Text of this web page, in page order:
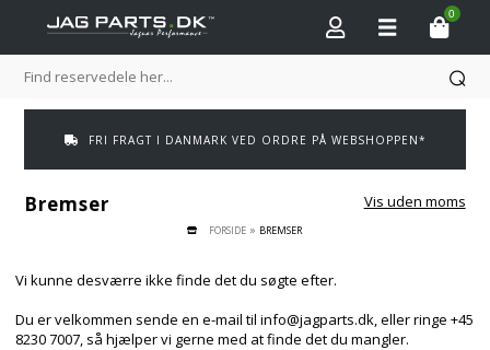
0
FRI FRAGT I DANMARK VED ORDRE PÅ WEBSHOPPEN*
Bremser
FORSIDE » BREMSER
Vis uden moms
Vi kunne desværre ikke finde det du søgte efter.
Du er velkommen sende en e-mail til info@jagparts.dk, eller ringe +45
8230 7007, så hjælper vi gerne med at finde det du mangler.